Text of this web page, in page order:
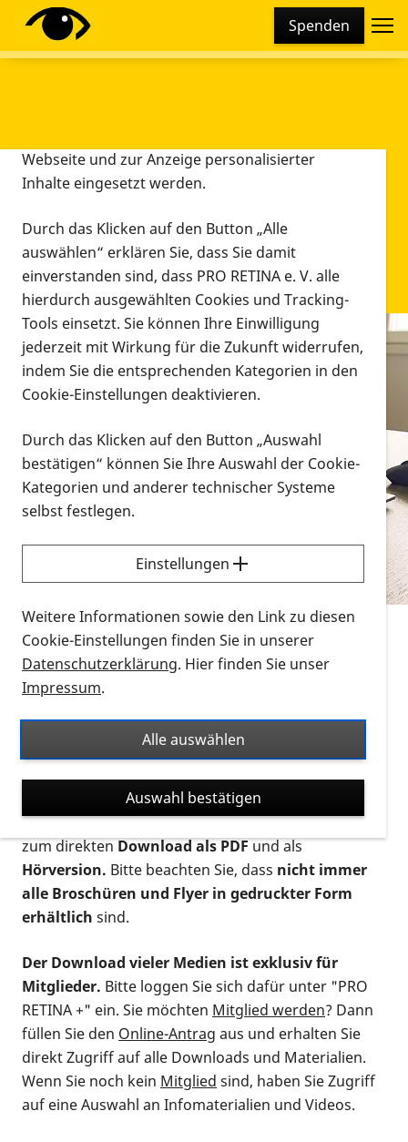
Spenden
Infomaterial
Infomaterial
Vorlesen
Alle Infomaterialien in verschiedenen
Formaten an einem Ort
Sie möchten wissen, wie Sie nach Infonmaterial
suchen und dieses bestellen bzw. herunterladen
können? Schauen Sie sich dieErklärvideos zum
Thema Infomaterial auf der PRO RETINA-Website
für blinde und sehbehinderte Menschen an.
Auf dieser Seite finden Sie sämtliches Infomaterial
Ort. Nutzen Sie den Formatfilter, um ausschließlich
nach Flyern und Broschüren, Audios oder Videos zu
suchen. Die meisten Flyer und Broschüren werden in
verschiedenen Formaten angeboten: zur
postalischen Bestellung als gedruckte Variante
zum direktenDownload als PDFund als
Hörversion. Bitte beachten Sie, dass nicht immer
alle Broschüren und Flyer in gedruckter Form
erhältlich sind.
Der Download vieler Medien ist exklusiv für
Mitglieder. Bitte loggen Sie sich dafür unter "PRO
RETINA +" ein. Sie möchten Mitglied werden? Dann
füllen Sie den Online-Antrag aus und erhalten Sie
direkt Zugriff auf alle Downloads und Materialien.
Wenn Sie noch kein Mitglied sind, haben Sie Zugriff
auf eine Auswahl an Infomaterialien und Videos.
Diese Webseite setzt verschiedene Cookies und
Tracking-Tools ein. Dies beinhaltet Cookies und
Webseite und zur Anzeige personalisierter
Inhalte eingesetzt werden.
Durch das Klicken auf den Button „Alle
auswählen“ erklären Sie, dass Sie damit
einverstanden sind, dass PRO RETINA e. V. alle
hierdurch ausgewählten Cookies und Tracking-
Tools einsetzt. Sie können Ihre Einwilligung
jederzeit mit Wirkung für die Zukunft widerrufen,
indem Sie die entsprechenden Kategorien in den
Cookie-Einstellungen deaktivieren.
Durch das Klicken auf den Button „Auswahl
bestätigen“ können Sie Ihre Auswahl der Cookie-
Kategorien und anderer technischer Systeme
selbst festlegen.
Einstellungen
Weitere Informationen sowie den Link zu diesen
Cookie-Einstellungen finden Sie in unserer
Datenschutzerklärung. Hier finden Sie unser
Impressum.
Alle auswählen
Auswahl bestätigen